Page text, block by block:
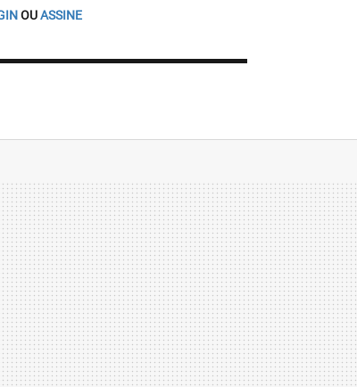
queda da massa corporal e no
em uma teleconferência de
ao envelhecimento. “Nosso
servir como um biomarcador
à saúde associados, como
OUASSINE